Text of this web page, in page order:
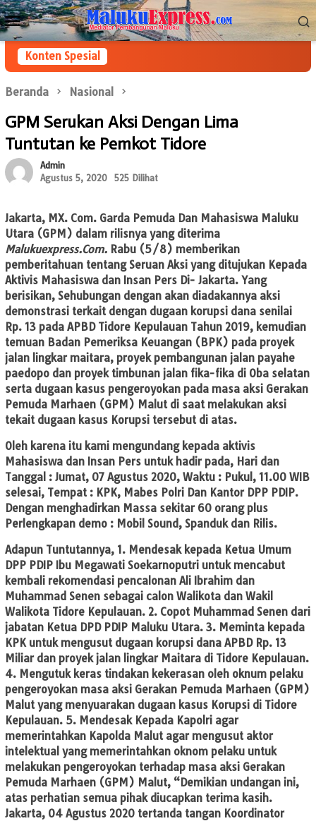
Loncat
ke
konten
Menu
Mobile
Konten Spesial
Beranda Nasional
GPM Serukan Aksi Dengan Lima
Tuntutan ke Pemkot Tidore
Admin
Agustus 5, 2020
525 Dilihat
Jakarta, MX. Com. Garda Pemuda Dan Mahasiswa Maluku
Utara (GPM) dalam rilisnya yang diterima
Malukuexpress.Com. Rabu (5/8) memberikan
pemberitahuan tentang Seruan Aksi yang ditujukan Kepada
Aktivis Mahasiswa dan Insan Pers Di- Jakarta. Yang
berisikan, Sehubungan dengan akan diadakannya aksi
demonstrasi terkait dengan dugaan korupsi dana senilai
Rp. 13 pada APBD Tidore Kepulauan Tahun 2019, kemudian
temuan Badan Pemeriksa Keuangan (BPK) pada proyek
jalan lingkar maitara, proyek pembangunan jalan payahe
paedopo dan proyek timbunan jalan fika-fika di Oba selatan
serta dugaan kasus pengeroyokan pada masa aksi Gerakan
Pemuda Marhaen (GPM) Malut di saat melakukan aksi
tekait dugaan kasus Korupsi tersebut di atas.
Oleh karena itu kami mengundang kepada aktivis
Mahasiswa dan Insan Pers untuk hadir pada, Hari dan
Tanggal : Jumat, 07 Agustus 2020, Waktu : Pukul, 11.00 WIB
selesai, Tempat : KPK, Mabes Polri Dan Kantor DPP PDIP.
Dengan menghadirkan Massa sekitar 60 orang plus
Perlengkapan demo : Mobil Sound, Spanduk dan Rilis.
Adapun Tuntutannya, 1. Mendesak kepada Ketua Umum
DPP PDIP Ibu Megawati Soekarnoputri untuk mencabut
kembali rekomendasi pencalonan Ali Ibrahim dan
Muhammad Senen sebagai calon Walikota dan Wakil
Walikota Tidore Kepulauan. 2. Copot Muhammad Senen dari
jabatan Ketua DPD PDIP Maluku Utara. 3. Meminta kepada
KPK untuk mengusut dugaan korupsi dana APBD Rp. 13
Miliar dan proyek jalan lingkar Maitara di Tidore Kepulauan.
4. Mengutuk keras tindakan kekerasan oleh oknum pelaku
pengeroyokan masa aksi Gerakan Pemuda Marhaen (GPM)
Malut yang menyuarakan dugaan kasus Korupsi di Tidore
Kepulauan. 5. Mendesak Kepada Kapolri agar
memerintahkan Kapolda Malut agar mengusut aktor
intelektual yang memerintahkan oknom pelaku untuk
melakukan pengeroyokan terhadap masa aksi Gerakan
Pemuda Marhaen (GPM) Malut, “Demikian undangan ini,
atas perhatian semua pihak diucapkan terima kasih.
Jakarta, 04 Agustus 2020 tertanda tangan Koordinator